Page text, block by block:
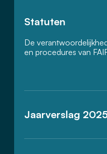
Statuten
De
en procedures van
Jaarverslag